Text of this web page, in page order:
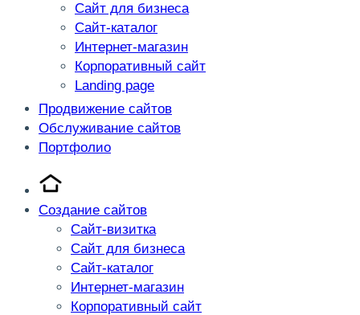
Сайт для бизнеса
Сайт-каталог
Интернет-магазин
Корпоративный сайт
Landing page
Продвижение сайтов
Обслуживание сайтов
Портфолио
Создание сайтов
Сайт-визитка
Сайт для бизнеса
Сайт-каталог
Интернет-магазин
Корпоративный сайт